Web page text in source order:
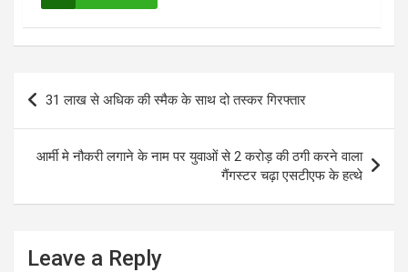
Post
navigation
31 लाख से अधिक की स्मैक के साथ दो तस्कर गिरफ्तार
आर्मी मे नौकरी लगाने के नाम पर युवाओं से 2 करोड़ की ठगी करने वाला
गैंगस्टर चढ़ा एसटीएफ के हत्थे
Leave a Reply